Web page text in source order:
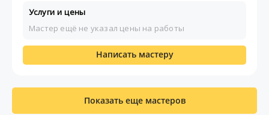
Услуги и цены
Мастер ещё не указал цены на работы
Написать мастеру
Показать еще мастеров